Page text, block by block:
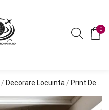
0
/ Decorare Locuinta / Print Decorare Frigider